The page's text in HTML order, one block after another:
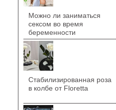
Можно ли заниматься
сексом во время
беременности
Стабилизированная роза
в колбе от Floretta